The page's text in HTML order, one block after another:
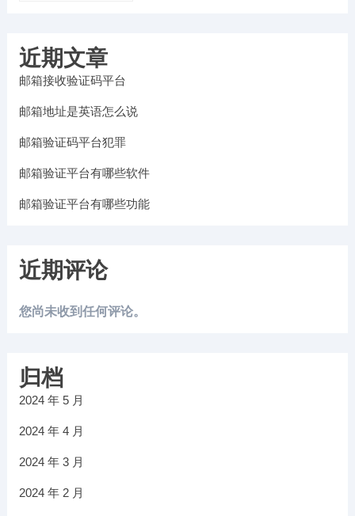
近期文章
邮箱接收验证码平台
邮箱地址是英语怎么说
邮箱验证码平台犯罪
邮箱验证平台有哪些软件
邮箱验证平台有哪些功能
近期评论
您尚未收到任何评论。
归档
2024 年 5 月
2024 年 4 月
2024 年 3 月
2024 年 2 月